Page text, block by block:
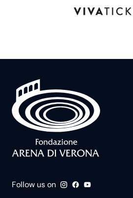
Follow us on